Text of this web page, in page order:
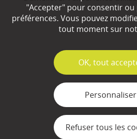
Qui sommes-nous ?
Partenaires
Plan du site
Mentions légales
Gestion des
"Accepter" pour consentir ou
préférences. Vous pouvez
tout moment sur
✓
OK, tout
Personnaliser
Refuser tous les